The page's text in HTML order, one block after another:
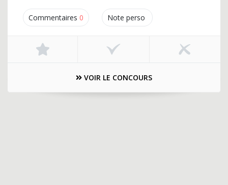
Commentaires 0 Note perso
VOIR LE CONCOURS